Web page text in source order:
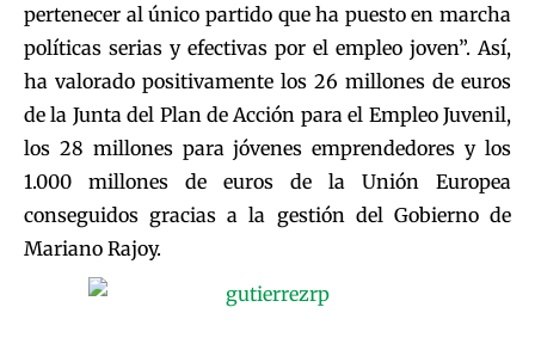
pertenecer al único partido que ha puesto en marcha
políticas serias y efectivas por el empleo joven”. Así,
ha valorado positivamente los 26 millones de euros
de la Junta del Plan de Acción para el Empleo Juvenil,
los 28 millones para jóvenes emprendedores y los
1.000 millones de euros de la Unión Europea
conseguidos gracias a la gestión del Gobierno de
Mariano Rajoy.